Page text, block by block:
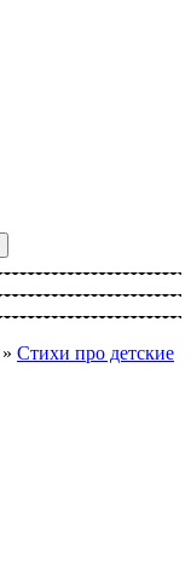
» Стихи про детские